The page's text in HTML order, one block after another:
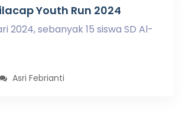
Youth Run 2024
2024, sebanyak 15 siswa SD Al-
Asri Febrianti